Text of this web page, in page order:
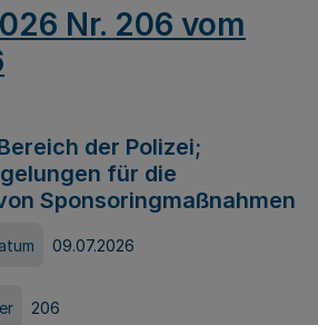
Nr. 206 vom
der Polizei;
für die
Sponsoringmaßnahmen
09.07.2026
206